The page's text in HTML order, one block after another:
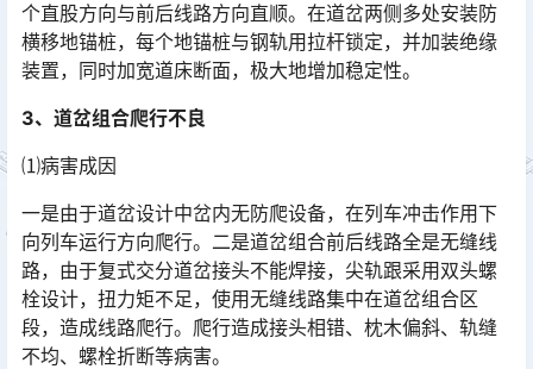
个直股方向与前后线路方向直顺。在道岔两侧多处安装防
横移地锚桩，每个地锚桩与钢轨用拉杆锁定，并加装绝缘
装置，同时加宽道床断面，极大地增加稳定性。󠅅󠅃󠄵󠅂󠄪󠇖󠆨󠆨󠇕󠆞󠆒󠅬󠇘󠆭󠆘󠇙󠆝󠅵󠇗󠆭󠆁󠄐󠇗󠅹󠅸󠇖󠆍󠅳󠇖󠅹󠅰󠇖󠆌󠅹
3、道岔组合爬行不良
⑴病害成因
一是由于道岔设计中岔内无防爬设备，在列车冲击作用下
向列车运行方向爬行。二是道岔组合前后线路全是无缝线
路，由于复式交分道岔接头不能焊接，尖轨跟采用双头螺
栓设计，扭力矩不足，使用无缝线路集中在道岔组合区
段，造成线路爬行。爬行造成接头相错、枕木偏斜、轨缝
不均、螺栓折断等病害。󠅅󠅃󠄵󠅂󠄪󠇖󠆨󠆨󠇕󠆞󠆒󠅬󠇘󠆭󠆘󠇙󠆝󠅵󠇗󠆭󠆁󠄐󠇗󠅹󠅸󠇖󠆍󠅳󠇖󠅹󠅰󠇖󠆌󠅹